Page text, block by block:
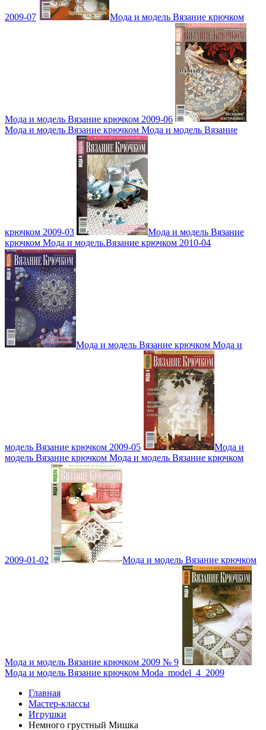
2009-07 Мода и модель Вязание крючком
Мода и модель Вязание крючком 2009-06
Мода и модель Вязание крючком Мода и модель Вязание
крючком 2009-03
Мода и модель Вязание
крючком Мода и модель.Вязание крючком 2010-04
Мода и модель Вязание крючком Мода и
модель Вязание крючком 2009-05
Мода и
модель Вязание крючком Мода и модель Вязание крючком
2009-01-02 Мода и модель Вязание крючком
Мода и модель Вязание крючком 2009 № 9
Мода и модель Вязание крючком Moda_model_4_2009
Главная
Мастер-классы
Игрушки
Немного грустный Мишка